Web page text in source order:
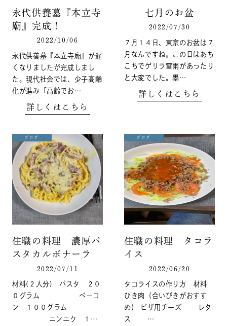
永代供養墓『本立寺
廟』完成！
2022/10/06
永代供養墓『本立寺廟』が遅
くなりましたが完成しまし
た。現代社会では、少子高齢
化が進み「高齢でお…
詳しくはこちら
七月のお盆
2022/07/30
７月１４日、東京のお盆は７
月なんですね。この日はあち
こちでゲリラ雷雨があったり
と大変でした。墨…
詳しくはこちら
ブログ
住職の料理 濃厚パ
スタカルボナーラ
2022/07/11
材料(２人分) パスタ ２０
０グラム ベーコ
ン １００グラム
ニンニク １…
ブログ
住職の料理 タコラ
イス
2022/06/20
タコライスの作り方 材料
ひき肉（合いびきがおすす
め） ピザ用チーズ レタ
ス …